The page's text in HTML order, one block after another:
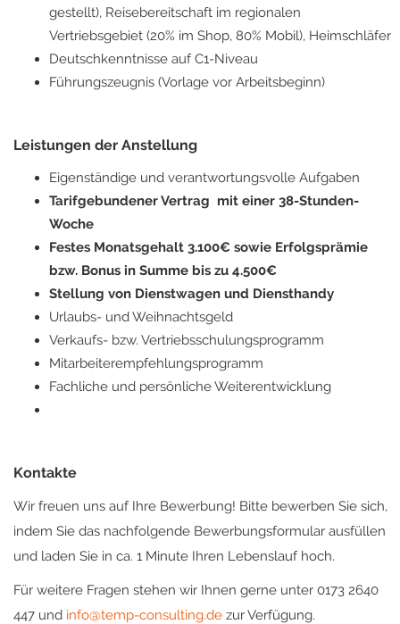
gestellt), Reisebereitschaft im regionalen
Vertriebsgebiet (20% im Shop, 80% Mobil), Heimschläfer
Deutschkenntnisse auf C1-Niveau
Führungszeugnis (Vorlage vor Arbeitsbeginn)
Leistungen der Anstellung
Eigenständige und verantwortungsvolle Aufgaben
Tarifgebundener Vertrag mit einer 38-Stunden-
Woche
Festes Monatsgehalt 3.100€ sowie Erfolgsprämie
bzw. Bonus in Summe bis zu 4.500€
Stellung von Dienstwagen und Diensthandy
Urlaubs- und Weihnachtsgeld
Verkaufs- bzw. Vertriebsschulungsprogramm
Mitarbeiterempfehlungsprogramm
Fachliche und persönliche Weiterentwicklung
Kontakte
Wir freuen uns auf Ihre Bewerbung! Bitte bewerben Sie sich,
indem Sie das nachfolgende Bewerbungsformular ausfüllen
und laden Sie in ca. 1 Minute Ihren Lebenslauf hoch.
Für weitere Fragen stehen wir Ihnen gerne unter 0173 2640
447 und info@temp-consulting.de zur Verfügung.